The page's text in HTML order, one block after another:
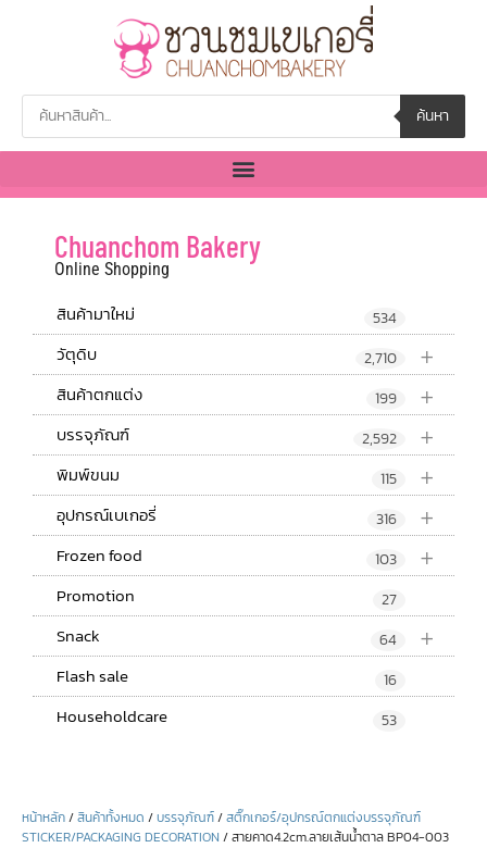
ค้นหา
Chuanchom Bakery
Online Shopping
สินค้ามาใหม่ 534
+
วัตุดิบ 2,710
+
สินค้าตกแต่ง 199
+
บรรจุภัณฑ์ 2,592
+
พิมพ์ขนม 115
+
อุปกรณ์เบเกอรี่ 316
+
Frozen food 103
Promotion 27
+
Snack 64
Flash sale 16
Householdcare 53
หน้าหลัก/สินค้าทั้งหมด /บรรจุภัณฑ์/สติ๊กเกอร์/อุปกรณ์ตกแต่งบรรจุภัณฑ์
STICKER/PACKAGING DECORATION / สายคาด4.2cm.ลายเส้นน้ำตาล BP04-003